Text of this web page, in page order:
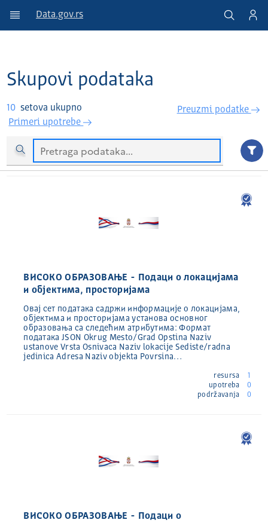
Data.gov.rs
Skupovi podataka
10 setova ukupno
Primeri upotrebe
Preuzmi podatke
ВИСОКО ОБРАЗОВАЊЕ - Подаци о локацијама
и објектима, просторијама
Овај сет података садржи информације о локацијама,
објектима и просторијама установа основног
образовања са следећим атрибутима: Формат
података JSON Okrug Mesto/Grad Opstina Naziv
ustanove Vrsta Osnivaca Naziv lokacije Sediste/radna
jedinica Adresa Naziv objekta Povrsina…
resursa
1
upotreba
0
podržavanja
0
ВИСОКО ОБРАЗОВАЊЕ - Подаци о